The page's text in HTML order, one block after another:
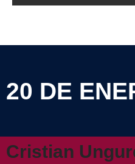
20 DE
Cristian